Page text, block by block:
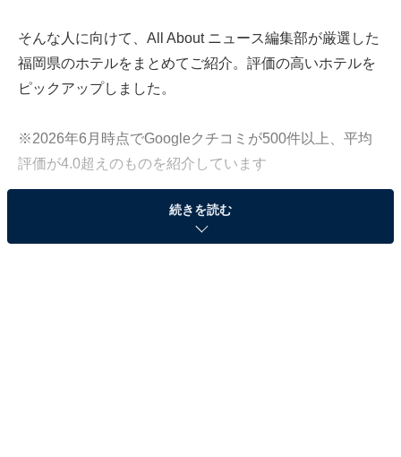
そんな人に向けて、All About ニュース編集部が厳選した
福岡県のホテルをまとめてご紹介。評価の高いホテルを
ピックアップしました。
※2026年6月時点でGoogleクチコミが500件以上、平均
評価が4.0超えのものを紹介しています
この記事の執筆者： All About ニュース お買
いもの部
続きを読む